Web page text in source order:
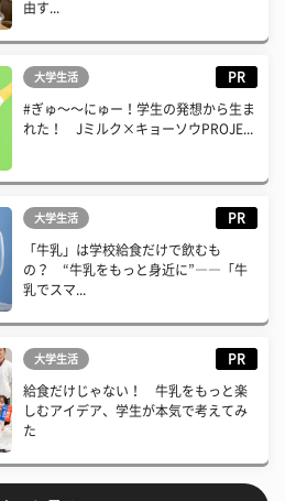
由す...
大学生活 PR
#ぎゅ〜〜にゅー！学生の発想から生ま
れた！ Jミルク×キョーソウPROJE...
大学生活 PR
「牛乳」は学校給食だけで飲むも
の？ “牛乳をもっと身近に”――「牛
乳でスマ...
大学生活 PR
給食だけじゃない！ 牛乳をもっと楽
しむアイデア、学生が本気で考えてみ
た